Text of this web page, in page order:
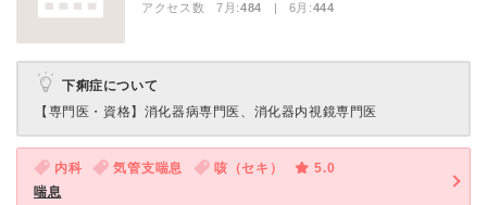
アクセス数 7月:484 | 6月:444
下痢症について
【専門医・資格】 消化器病専門医、消化器内視鏡専門医
内科 気管支喘息 咳（セキ）
5.0
喘息